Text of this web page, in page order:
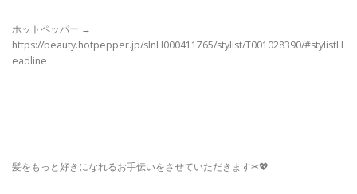
ホットペッパー →
https://beauty.hotpepper.jp/slnH000411765/stylist/T001028390/#stylistH
eadline
髪をもっと好きになれるお手伝いをさせていただきます✂︎💖